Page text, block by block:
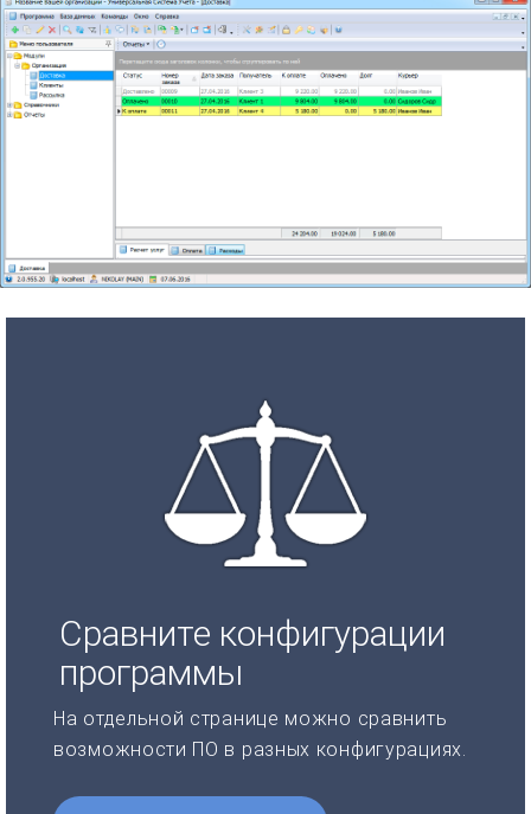
Сравните конфигурации
программы
На отдельной странице можно сравнить
возможности ПО в разных конфигурациях.